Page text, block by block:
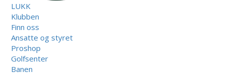
LUKK
Klubben
Finn oss
Ansatte og styret
Proshop
Golfsenter
Banen